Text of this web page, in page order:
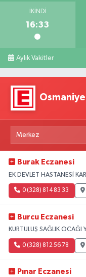
İKINDI
16:33
Aylık Vakitler
Burak Eczanesi
EK DEVLET HASTANESİ
0 (328) 814 83 33
Burcu Eczanesi
KURTULUŞ SAĞLIK OCAĞI
0 (328) 812 56 78
Pınar Eczanesi